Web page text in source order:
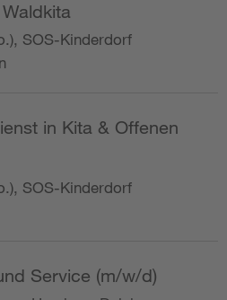
SOS-Kinderdorf
in Kita & Offenen
SOS-Kinderdorf
Service (m/w/d)